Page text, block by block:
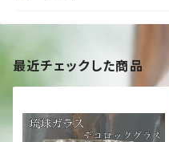
最近チェックした商品